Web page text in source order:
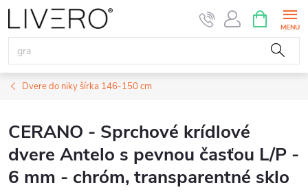
Prejsť
na
obsah
KOŠÍK
Dvere do niky šírka 146-150 cm
CERANO - Sprchové krídlové
dvere Antelo s pevnou časťou L/P -
6 mm - chróm, transparentné sklo